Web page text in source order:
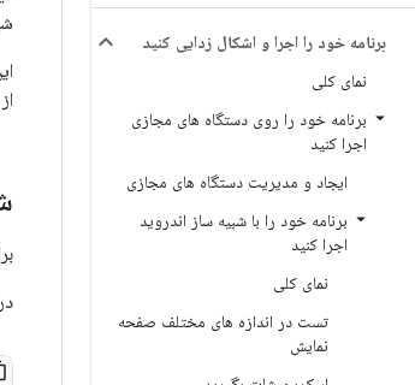
برنامه خود را اجرا و اشکال زدایی کنید
نمای کلی
برنامه خود را روی دستگاه های مجازی
اجرا کنید
ایجاد و مدیریت دستگاه های مجازی
برنامه خود را با شبیه ساز اندروید
اجرا کنید
نمای کلی
تست در اندازه های مختلف صفحه
نمایش